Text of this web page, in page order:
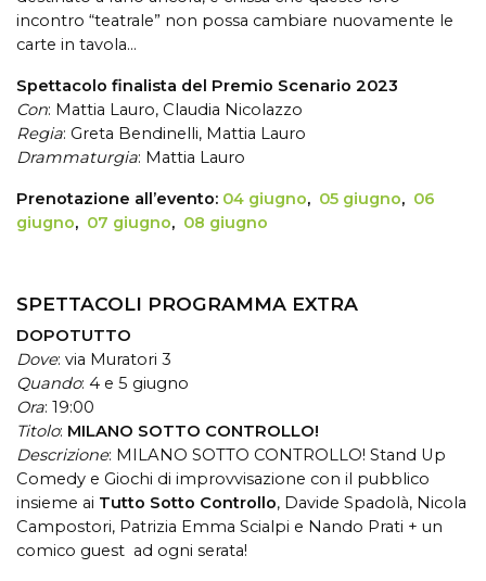
incontro “teatrale” non possa cambiare nuovamente le
carte in tavola…
Spettacolo finalista del Premio Scenario 2023
Con: Mattia Lauro, Claudia Nicolazzo
Regia: Greta Bendinelli, Mattia Lauro
Drammaturgia: Mattia Lauro
Prenotazione all’evento: 04 giugno, 05 giugno, 06
giugno, 07 giugno, 08 giugno
SPETTACOLI PROGRAMMA EXTRA
DOPOTUTTO
Dove: via Muratori 3
Quando: 4 e 5 giugno
Ora: 19:00
Titolo: MILANO SOTTO CONTROLLO!
Descrizione: MILANO SOTTO CONTROLLO! Stand Up
Comedy e Giochi di improvvisazione con il pubblico
insieme ai Tutto Sotto Controllo, Davide Spadolà, Nicola
Campostori, Patrizia Emma Scialpi e Nando Prati + un
comico guest ad ogni serata!